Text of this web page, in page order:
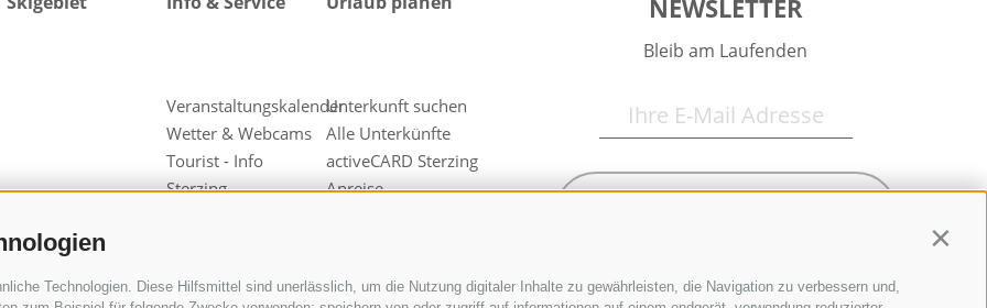
Technologien. Diese Hilfsmittel sind unerlässlich, um die Nutzung digitaler Inhalte zu gewährleisten, die Navigation zu verbessern und,
Veranstaltungskalender
Wetter & Webcams
Tourist - Info
Sterzing
Videos & Fotos
Unterkunft suchen
Alle Unterkünfte
activeCARD Sterzing
Anreise
Hotel in Freienfeld
NEWSLETTER
Bleib am Laufenden